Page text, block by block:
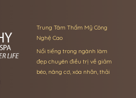
Trung Tâm Thẩm Mỹ Công
Nghệ Cao
Nổi tiếng trong ngành làm
đẹp chuyên điều trị về giảm
béo, nâng cơ, xóa nhăn, thải